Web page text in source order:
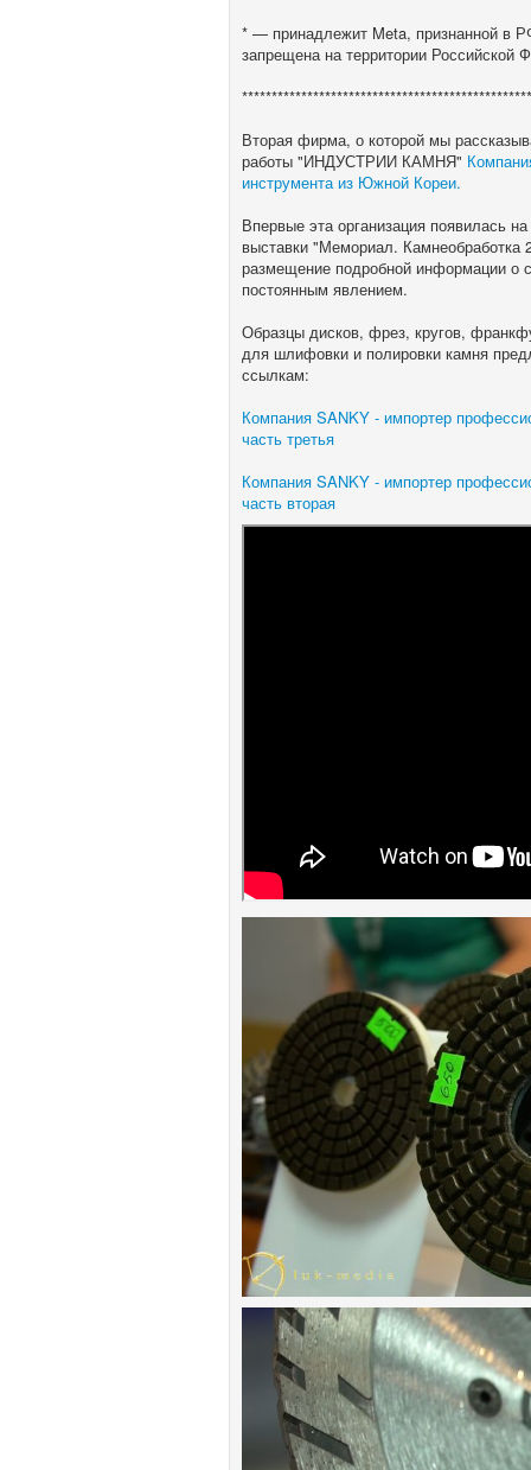
* — принадлежит Meta, признанной в
запрещена на территории Российской
Вторая фирма, о которой мы
работы "ИНДУСТРИИ КАМНЯ"
инструмента из Южной Кореи.
Впервые эта организация появилась
выставки "Мемориал.
размещение подробной информации о
постоянным явлением.
Образцы дисков, фрез, кругов,
для шлифовки и полировки камня
ссылкам:
Компания SANKY - импортер
часть третья
Компания SANKY - импортер
часть вторая